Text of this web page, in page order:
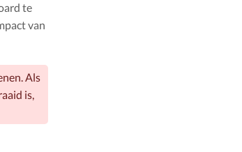
te
van
Als
is,